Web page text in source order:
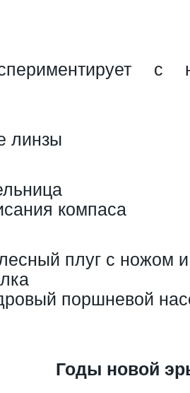
с
линзы
компаса
плуг с ножом
поршневой
Годы новой